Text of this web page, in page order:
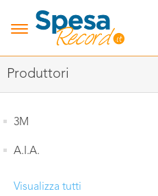
Produttori
3M
A.I.A.
Visualizza tutti